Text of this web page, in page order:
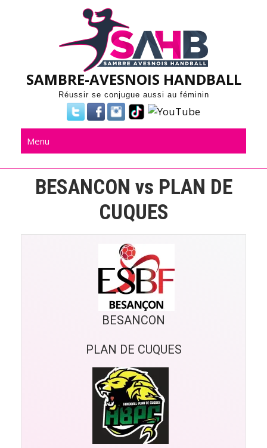
SAMBRE-AVESNOIS HANDBALL
Réussir se conjugue aussi au féminin
Menu
BESANCON vs PLAN DE
CUQUES
BESANCON
PLAN DE CUQUES